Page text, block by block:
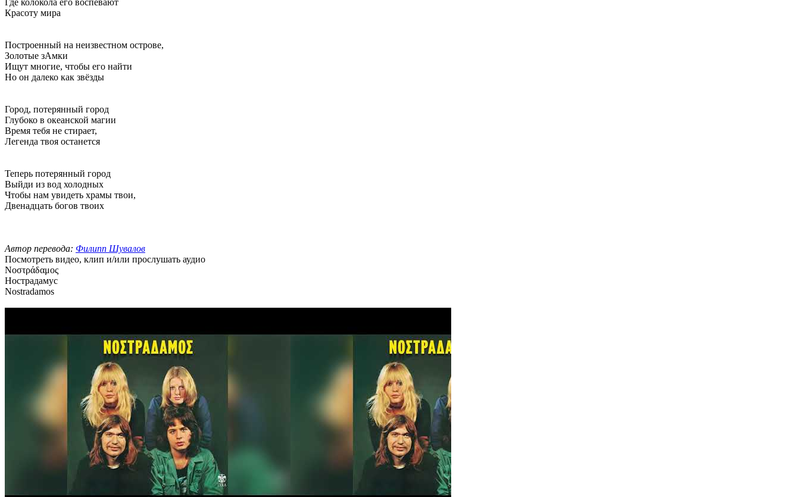
Красоту мира
Построенный на неизвестном острове,
Золотые зАмки
Ищут многие, чтобы его найти
Но он далеко как звёзды
Город, потерянный город
Глубоко в океанской магии
Время тебя не стирает,
Легенда твоя останется
Теперь потерянный город
Выйди из вод холодных
Чтобы нам увидеть храмы твои,
Двенадцать богов твоих
Автор перевода: Филипп Шувалов
Посмотреть видео, клип и/или прослушать аудио
Νοστράδαμος
Нострадамус
Nostradamos